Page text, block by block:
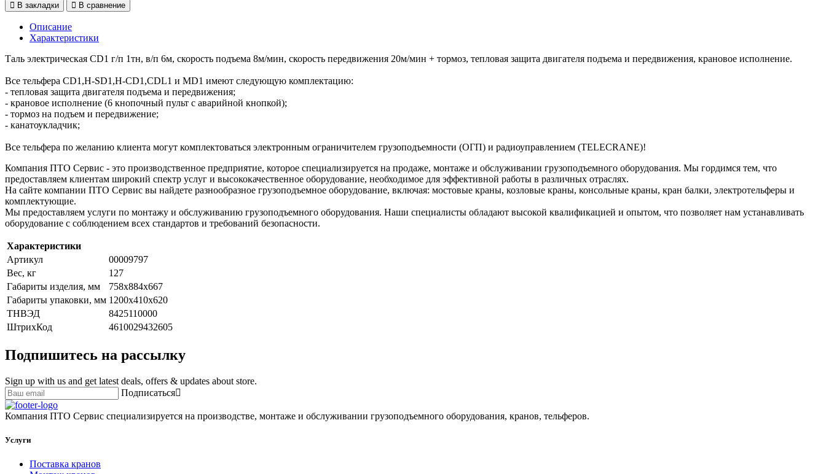
В закладки
В сравнение
Описание
Характеристики
Таль электрическая CD1 г/п 1тн, в/п 6м, скорость подъема 8м/мин, скорость передвижения 20м/мин + тормоз, тепловая защита двигателя подъема и передвижения, крановое исполнение.
Все тельфера CD1,H-SD1,H-CD1,CDL1 и MD1 имеют следующую комплектацию:
- тепловая защита двигателя подъема и передвижения;
- крановое исполнение (6 кнопочный пульт с аварийной кнопкой);
- тормоз на подъем и передвижение;
- канатоукладчик;
Все тельфера по желанию клиента могут комплектоваться электронным ограничителем грузоподъемности (ОГП) и радиоуправлением (TELECRANE)!
Компания ПТО Сервис - это производственное предприятие, которое специализируется на продаже, монтаже и обслуживании грузоподъемного оборудования. Мы гордимся тем, что
предоставляем клиентам широкий спектр услуг и высококачественное оборудование, необходимое для эффективной работы в различных отраслях.
На сайте компании ПТО Сервис вы найдете разнообразное грузоподъемное оборудование, включая: мостовые краны, козловые краны, консольные краны, кран балки, электротельферы и
комплектующие.
Мы предоставляем услуги по монтажу и обслуживанию грузоподъемного оборудования. Наши специалисты обладают высокой квалификацией и опытом, что позволяет нам устанавливать
оборудование с соблюдением всех стандартов и требований безопасности.
Характеристики
Артикул
00009797
Вес, кг
127
Габариты изделия, мм
758х884х667
Габариты упаковки, мм 1200х410х620
ТНВЭД
8425110000
ШтрихКод
4610029432605
Подпишитесь на рассылку
Sign up with us and get latest deals, offers & updates about store.
Подписаться
Компания ПТО Сервис специализируется на производстве, монтаже и обслуживании грузоподъемного оборудования, кранов, тельферов.
Услуги
Поставка кранов